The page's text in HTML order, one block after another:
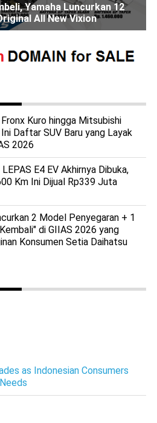
Yamaha Luncurkan 12
All New Vixion
Kuro hingga Mitsubishi
Daftar SUV Baru yang Layak
2026
E4 EV Akhirnya Dibuka,
Km Ini Dijual Rp339 Juta
2 Model Penyegaran + 1
di GIIAS 2026 yang
Konsumen Setia Daihatsu
as Indonesian Consumers